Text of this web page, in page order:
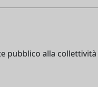
pubblico alla